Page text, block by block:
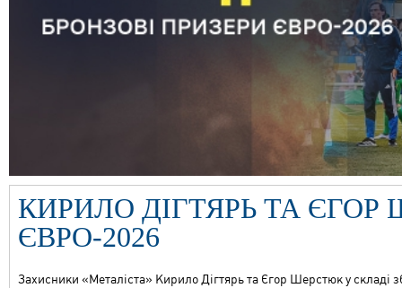
КИРИЛО ДІГТЯРЬ ТА
ЄВРО-2026
Захисники «Металіста» Кирило Дігтярь та Єгор Шерстюк у складі